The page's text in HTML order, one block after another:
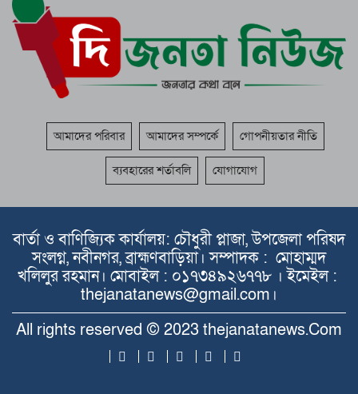
আমাদের পরিবার আমাদের সম্পর্কে গোপনীয়তার নীতি
ব্যবহারের শর্তাবলি যোগাযোগ
বার্তা ও বাণিজ্যিক কার্যালয়: চৌধুরী প্লাজা, উপজেলা পরিষদ
সংলগ্ন, নবীনগর, ব্রাহ্মণবাড়িয়া। সম্পাদক : মোহাম্মদ
খলিলুর রহমান। মোবাইল : ০১৭৩৪৯২৬৭৭৮ । ইমেইল :
thejanatanews@gmail.com।
All rights reserved © 2023 thejanatanews.Com